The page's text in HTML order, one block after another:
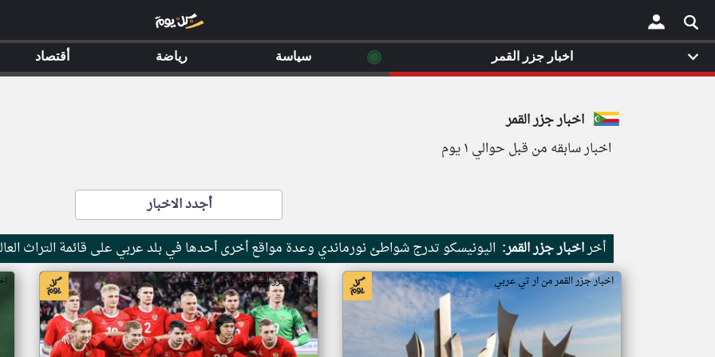
×
اخبار جزر القمر
اخبار سابقه من قبل حوالي ١ يوم
أجدد الاخبار
أخراخبار جزر القمر: اليونيسكو تدرج شواطئ نورماندي وعدة مواقع أخرى أحدها في بلد عربي على قائمة التراث
اخبار جزر القمر من ار تي عربي اخبار جزر القمر من ار تي عربي
اخبار جزر القمر ◉ سياسة رياضة أقتصاد